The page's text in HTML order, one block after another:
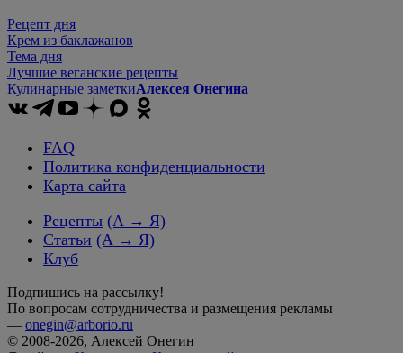
Рецепт дня
Крем из баклажанов
Тема дня
Лучшие веганские рецепты
Кулинарные заметкиАлексея Онегина
FAQ
Политика конфиденциальности
Карта сайта
Рецепты (А → Я)
Статьи (А → Я)
Клуб
Подпишись на рассылку!
По вопросам сотрудничества и размещения рекламы
— onegin@arborio.ru
© 2008-2026, Алексей Онегин